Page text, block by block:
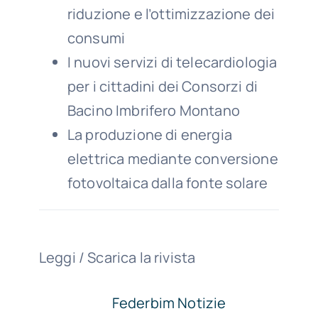
riduzione e l’ottimizzazione dei
consumi
I nuovi servizi di telecardiologia
per i cittadini dei Consorzi di
Bacino Imbrifero Montano
La produzione di energia
elettrica mediante conversione
fotovoltaica dalla fonte solare
Leggi / Scarica la rivista
Federbim Notizie